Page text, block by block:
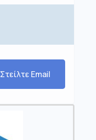
Στείλτε Email